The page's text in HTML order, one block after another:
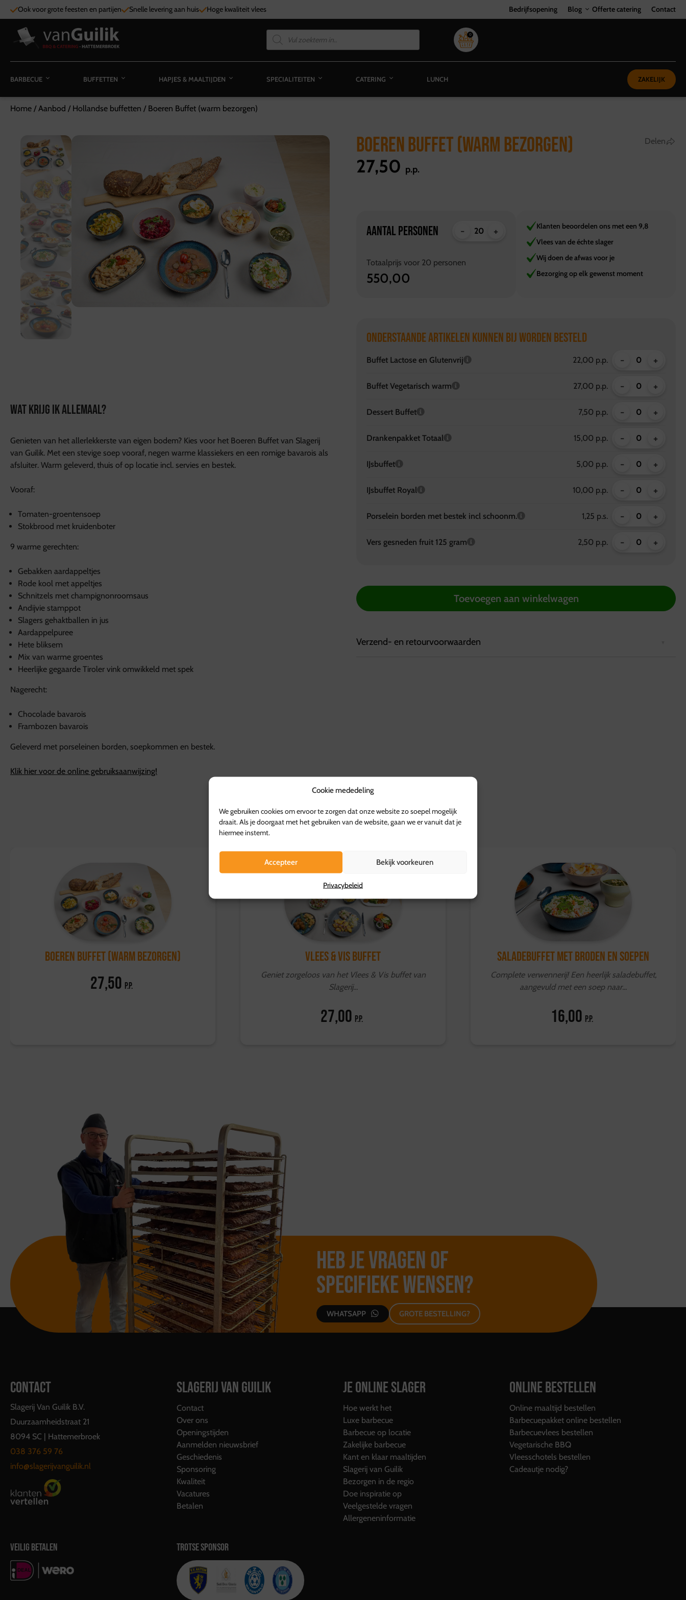
Cookie mededeling
We gebruiken cookies om ervoor te zorgen dat onze website zo soepel mogelijk
draait. Als je doorgaat met het gebruiken van de website, gaan we er vanuit dat je
hiermee instemt.
Accepteer Bekijk voorkeuren
Privacybeleid
Ook voor grote feesten en partijen Snelle levering aan huis Hoge kwaliteit vlees Bedrijfsopening Blog Offerte catering Contact
0
BARBECUE BUFFETTEN HAPJES & MAALTIJDEN SPECIALITEITEN CATERING LUNCH ZAKELIJK
Home /Aanbod / Hollandse buffetten / Boeren Buffet (warm bezorgen)
WAT KRIJG IK ALLEMAAL?
Genieten van het allerlekkerste van eigen bodem? Kies voor het Boeren Buffet van Slagerij
van Guilik. Met een stevige soep vooraf, negen warme klassiekers en een romige bavarois als
afsluiter. Warm geleverd, thuis of op locatie incl. servies en bestek.
Vooraf:
Tomaten-groentensoep
Stokbrood met kruidenboter
9 warme gerechten:
Gebakken aardappeltjes
Rode kool met appeltjes
Schnitzels met champignonroomsaus
Andijvie stamppot
Slagers gehaktballen in jus
Aardappelpuree
Hete bliksem
Mix van warme groentes
Heerlijke gegaarde Tiroler vink omwikkeld met spek
Nagerecht:
Chocolade bavarois
Frambozen bavarois
Geleverd met porseleinen borden, soepkommen en bestek.
Klik hier voor de online gebruiksaanwijzing!
BOEREN BUFFET (WARM BEZORGEN) Delen
27,50 p.p.
AANTAL PERSONEN - +
Totaalprijs voor 20 personen
550,00
Klanten beoordelen ons met een 9,8
Vlees van de échte slager
Wij doen de afwas voor je
Bezorging op elk gewenst moment
ONDERSTAANDE ARTIKELEN KUNNEN BIJ WORDEN BESTELD
Buffet Lactose en Glutenvrij 22,00 p.p. - +
Buffet Vegetarisch warm 27,00 p.p. - +
Dessert Buffet 7,50 p.p. - +
Drankenpakket Totaal 15,00 p.p. - +
IJsbuffet 5,00 p.p. - +
IJsbuffet Royal 10,00 p.p. - +
Porselein borden met bestek incl schoonm. 1,25 p.s. - +
Vers gesneden fruit 125 gram 2,50 p.p. - +
Toevoegen aan winkelwagen
Verzend- en retourvoorwaarden
Andere opties
Boeren Buffet (warm bezorgen)
27,50 p.p.
Vlees & Vis buffet
Geniet zorgeloos van het Vlees & Vis buffet van
Slagerij...
27,00 p.p.
Saladebuffet met broden en soepen
Complete verwennerij! Een heerlijk saladebuffet,
aangevuld met een soep naar...
16,00 p.p.
Heb je vragen of
specifieke wensen?
WHATSAPP GROTE BESTELLING?
CONTACT
Slagerij Van Guilik B.V.
Duurzaamheidstraat 21
8094 SC | Hattemerbroek
038 376 59 76
info@slagerijvanguilik.nl
SLAGERIJ VAN GUILIK
Contact
Over ons
Openingstijden
Aanmelden nieuwsbrief
Geschiedenis
Sponsoring
Kwaliteit
Vacatures
Betalen
JE ONLINE SLAGER
Hoe werkt het
Luxe barbecue
Barbecue op locatie
Zakelijke barbecue
Kant en klaar maaltijden
Slagerij van Guilik
Bezorgen in de regio
Doe inspiratie op
Veelgestelde vragen
Allergeneninformatie
ONLINE BESTELLEN
Online maaltijd bestellen
Barbecuepakket online bestellen
Barbecuevlees bestellen
Vegetarische BBQ
Vleesschotels bestellen
Cadeautje nodig?
VEILIG BETALEN TROTSE SPONSOR